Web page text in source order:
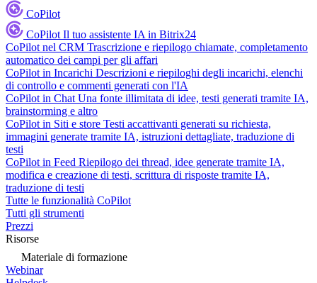
CoPilot
CoPilot Il tuo assistente IA in Bitrix24
CoPilot nel CRM Trascrizione e riepilogo chiamate, completamento
automatico dei campi per gli affari
CoPilot in Incarichi Descrizioni e riepiloghi degli incarichi, elenchi
di controllo e commenti generati con l'IA
CoPilot in Chat Una fonte illimitata di idee, testi generati tramite IA,
brainstorming e altro
CoPilot in Siti e store Testi accattivanti generati su richiesta,
immagini generate tramite IA, istruzioni dettagliate, traduzione di
testi
CoPilot in Feed Riepilogo dei thread, idee generate tramite IA,
modifica e creazione di testi, scrittura di risposte tramite IA,
traduzione di testi
Tutte le funzionalità CoPilot
Tutti gli strumenti
Prezzi
Risorse
Materiale di formazione
Webinar